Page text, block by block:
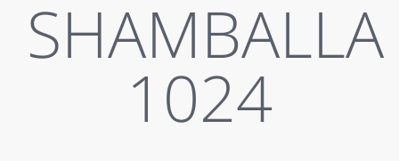
SHAMBALLA
1024